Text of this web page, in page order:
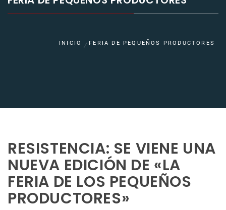
INICIO FERIA DE PEQUEÑOS PRODUCTORES
RESISTENCIA: SE VIENE UNA
NUEVA EDICIÓN DE «LA
FERIA DE LOS PEQUEÑOS
PRODUCTORES»